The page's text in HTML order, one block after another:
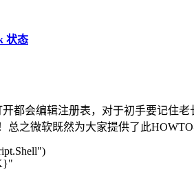
状态
会编辑注册表，对于初手要记住老
总之微软既然为大家提供了此